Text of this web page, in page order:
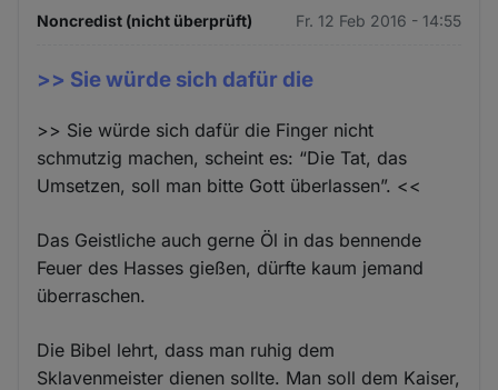
Noncredist (nicht überprüft) Fr. 12 Feb 2016 - 14:55
>> Sie würde sich dafür die
>> Sie würde sich dafür die Finger nicht
schmutzig machen, scheint es: “Die Tat, das
Umsetzen, soll man bitte Gott überlassen”. <<
Das Geistliche auch gerne Öl in das bennende
Feuer des Hasses gießen, dürfte kaum jemand
überraschen.
Die Bibel lehrt, dass man ruhig dem
Sklavenmeister dienen sollte. Man soll dem Kaiser,